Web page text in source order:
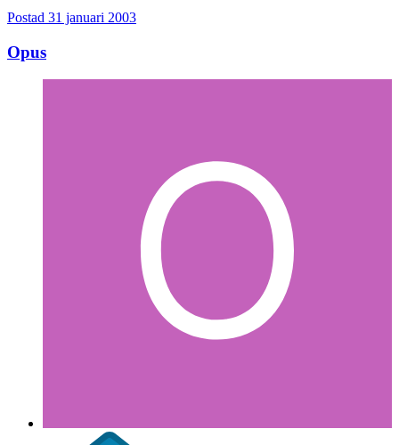
Postad 31 januari 2003
Opus